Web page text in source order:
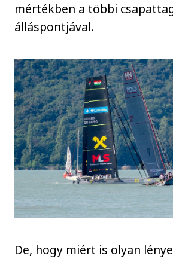
mértékben a többi
álláspontjával.
De, hogy miért is olyan